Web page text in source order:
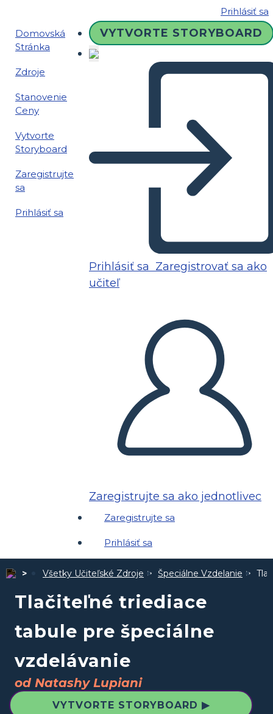
Prihlásiť sa
Domovská
Stránka
Zdroje
Stanovenie
Ceny
Vytvorte
Storyboard
Zaregistrujte
sa
Prihlásiť sa
VYTVORTE STORYBOARD
Prihlásiť sa Zaregistrovať sa ako
učiteľ
Zaregistrujte sa ako jednotlivec
Zaregistrujte sa
Prihlásiť sa
Všetky Učiteľské Zdroje Špeciálne Vzdelanie
Tlačiteľné triediace
tabule pre špeciálne
vzdelávanie
od Natashy Lupiani
VYTVORTE STORYBOARD ▶